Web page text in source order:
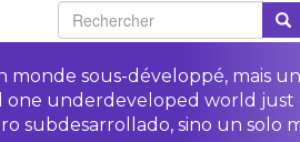
monde sous-développé, mais
one underdeveloped world
subdesarrollado, sino un solo